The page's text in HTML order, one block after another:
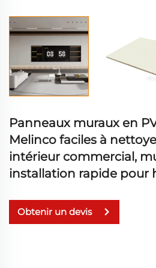
Panneaux muraux en
Melinco faciles à
intérieur commercial,
installation rapide pour
Obtenir un devis